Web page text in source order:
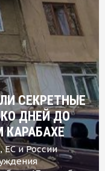
СЕКРЕТНЫЕ
ДНЕЙ ДО
КАРАБАХЕ
и России